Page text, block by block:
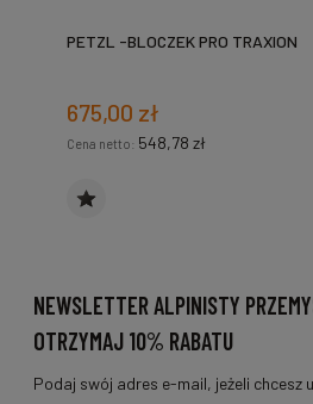
PETZL -BLOCZEK PRO TRAXION
675,00 zł
Cena netto: 548,78 zł
NEWSLETTER ALPINISTY
OTRZYMAJ 10% RABATU
Podaj swój adres e-mail, jeżeli chcesz